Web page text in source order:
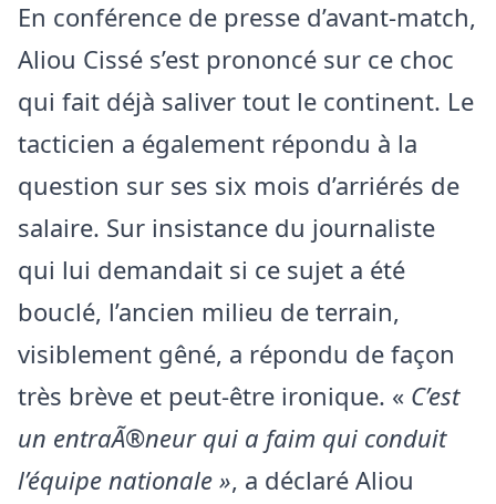
En conférence de presse d’avant-match,
Aliou Cissé s’est prononcé sur ce choc
qui fait déjà saliver tout le continent. Le
tacticien a également répondu à la
question sur ses six mois d’arriérés de
salaire. Sur insistance du journaliste
qui lui demandait si ce sujet a été
bouclé, l’ancien milieu de terrain,
visiblement gêné, a répondu de façon
très brève et peut-être ironique. « C’est
un entraÃ®neur qui a faim qui conduit
l’équipe nationale », a déclaré Aliou